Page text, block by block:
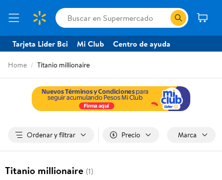
Tarjeta Lider Bci Mi Club Centro de ayuda
Home Titanio millionaire
Ordenar y filtrar Precio Marca
Titanio millionaire (1)